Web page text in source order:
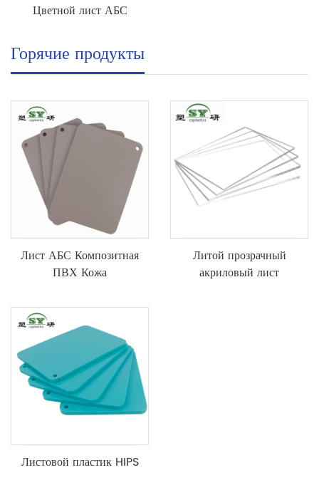
Цветной лист АБС
Горячие продукты
Лист АБС Композитная
ПВХ Кожа
Литой прозрачный
акриловый лист
Листовой пластик HIPS